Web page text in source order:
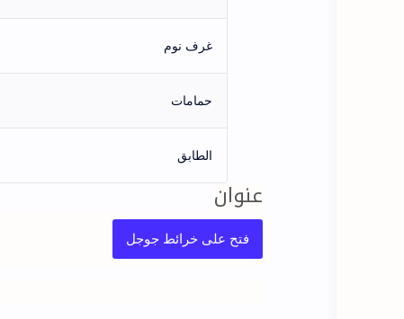
غرف نوم
حمامات
الطابق
عنوان
فتح على خرائط جوجل